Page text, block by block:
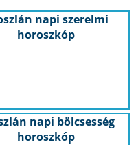
napi szerelmi
horoszkóp
napi bölcsesség
horoszkóp